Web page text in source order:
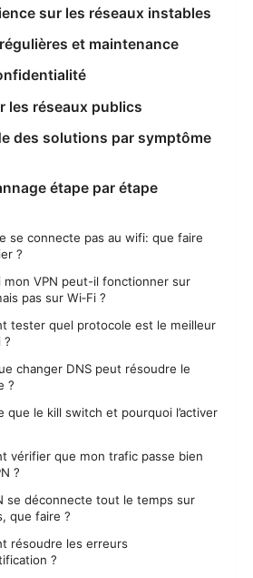
sur les réseaux instables
et maintenance
les réseaux publics
des solutions par symptôme
étape par étape
se connecte pas au wifi: que faire
?
mon VPN peut-il fonctionner sur
pas sur Wi‑Fi ?
tester quel protocole est le meilleur
?
changer DNS peut résoudre le
?
que le kill switch et pourquoi l’activer
vérifier que mon trafic passe bien
?
se déconnecte tout le temps sur
que faire ?
résoudre les erreurs
?